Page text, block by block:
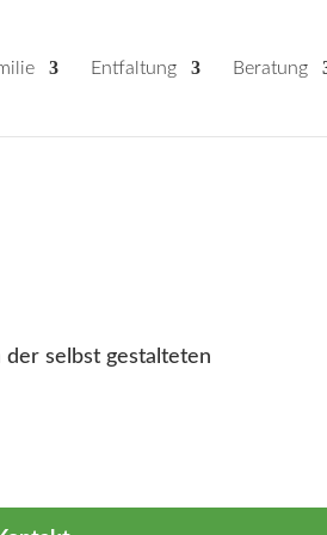
Entfaltung Beratung
der selbst gestalteten